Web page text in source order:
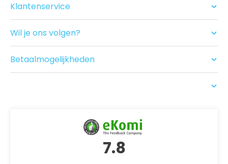
Seksspeeltjes
Acties
Drogist
Nieuwe producten
Klantenservice
Betalen
Bezorgen
Recensies
Wil je ons volgen?
Betaalmogelijkheden
7.8